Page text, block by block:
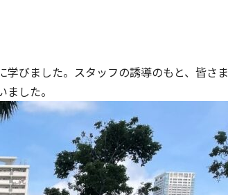
びました。スタッフの誘導のもと、皆さま
した。